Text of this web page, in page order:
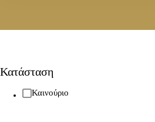
Κατάσταση
Καινούριο